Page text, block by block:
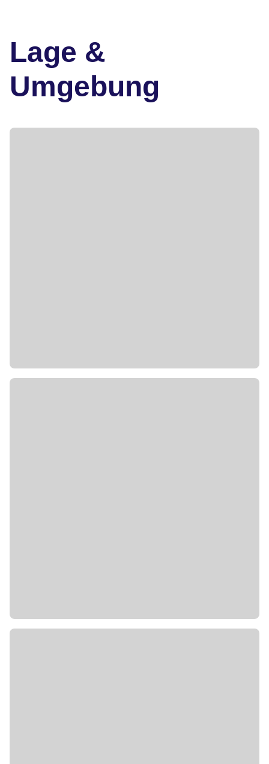
Lage &
Umgebung